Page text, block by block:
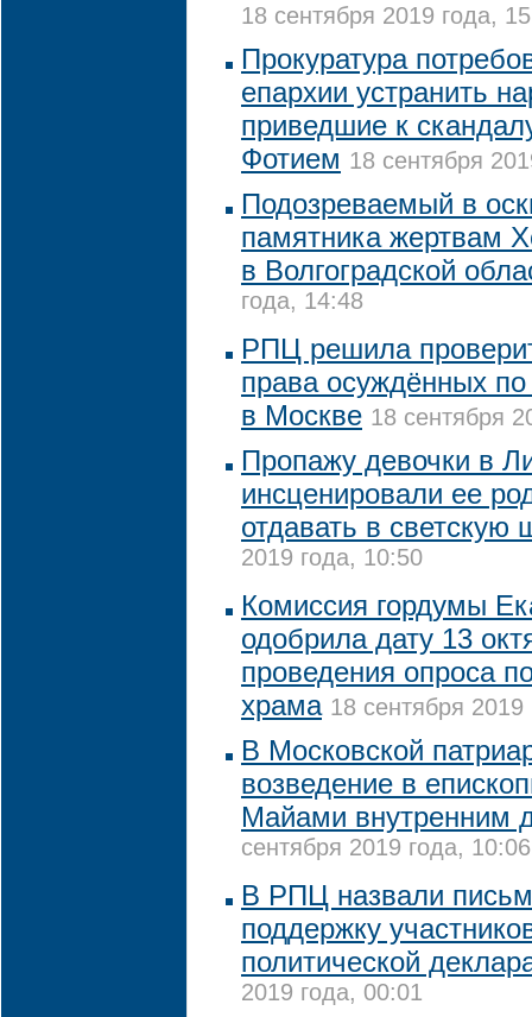
18 сентября 2019 года,
Прокуратура
епархии устранить
приведшие к
Фотием 18 сентября
Подозреваемый в
памятника жертвам
в Волгоградской
года, 14:48
РПЦ решила
права осуждённых
в Москве 18 сентября
Пропажу девочки в
инсценировали ее
отдавать в светскую
2019 года, 10:50
Комиссия гордумы
одобрила дату 13
проведения опроса
храма 18 сентября 2019
В Московской
возведение в
Майами внутренним
сентября 2019 года, 10:06
В РПЦ назвали
поддержку
политической
2019 года, 00:01